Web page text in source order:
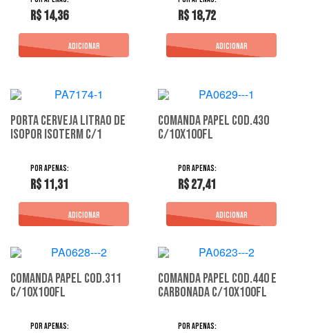
R$ 14,36 R$ 18,72
Porta Cerveja Litrao De
Isopor Isoterm C/1
R$ 11,31
Comanda Papel Cod.430
C/10X100Fl
R$ 27,41
Comanda Papel Cod.311
C/10X100Fl
Comanda Papel Cod.440 E
Carbonada C/10X100Fl